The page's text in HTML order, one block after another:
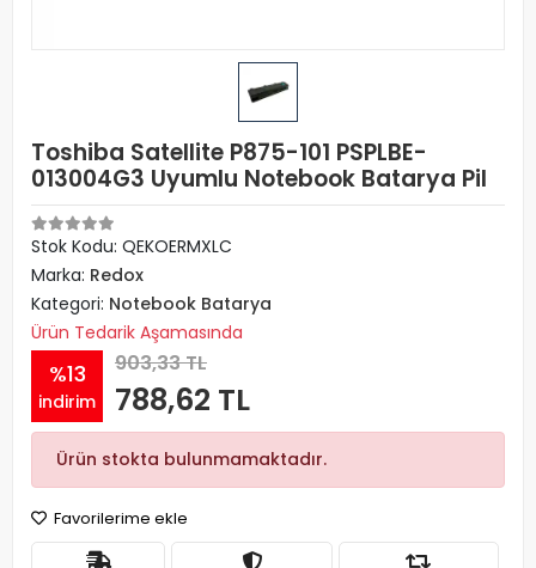
Toshiba Satellite P875-101 PSPLBE-
013004G3 Uyumlu Notebook Batarya Pil
Stok Kodu: QEKOERMXLC
Marka: Redox
Kategori: Notebook Batarya
Ürün Tedarik Aşamasında
%13
indirim
903,33 TL
788,62 TL
Ürün stokta bulunmamaktadır.
Favorilerime ekle